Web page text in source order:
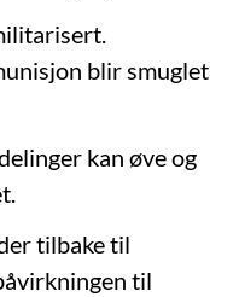
blir smuglet
kan øve og
tilbake til
til